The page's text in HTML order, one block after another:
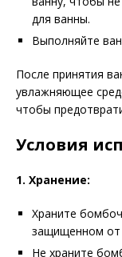
для ванны.
Выполняйте
После принятия
увлажняющее
чтобы
Условия
1. Хранение:
Храните
защищенном от
Не храните